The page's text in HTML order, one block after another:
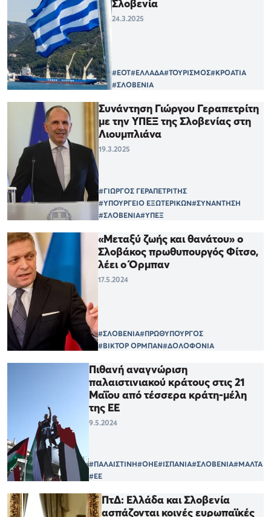
Σλοβενία
24.3.2025
#ΕΟΤ#ΕΛΛΑΔΑ#ΤΟΥΡΙΣΜΟΣ#ΚΡΟΑΤΙΑ
#ΣΛΟΒΕΝΙΑ
Συνάντηση Γιώργου Γεραπετρίτη
με την ΥΠΕΞ της Σλοβενίας στη
Λιουμπλιάνα
19.3.2025
#ΓΙΩΡΓΟΣ ΓΕΡΑΠΕΤΡΙΤΗΣ
#ΥΠΟΥΡΓΕΙΟ ΕΞΩΤΕΡΙΚΩΝ#ΣΥΝΑΝΤΗΣΗ
#ΣΛΟΒΕΝΙΑ#ΥΠΕΞ
«Μεταξύ ζωής και θανάτου» ο
Σλοβάκος πρωθυπουργός Φίτσο,
λέει ο Όρμπαν
17.5.2024
#ΣΛΟΒΕΝΙΑ#ΠΡΩΘΥΠΟΥΡΓΟΣ
#ΒΙΚΤΟΡ ΟΡΜΠΑΝ#ΔΟΛΟΦΟΝΙΑ
Πιθανή αναγνώριση
παλαιστινιακού κράτους στις 21
Μαΐου από τέσσερα κράτη-μέλη
της ΕΕ
9.5.2024
#ΠΑΛΑΙΣΤΙΝΗ#ΟΗΕ#ΙΣΠΑΝΙΑ#ΣΛΟΒΕΝΙΑ#ΜΑΛΤΑ
#ΕΕ
ΠτΔ: Ελλάδα και Σλοβενία
ασπάζονται κοινές ευρωπαϊκές